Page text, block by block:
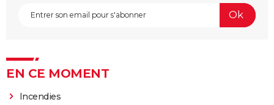
EN CE MOMENT
Incendies